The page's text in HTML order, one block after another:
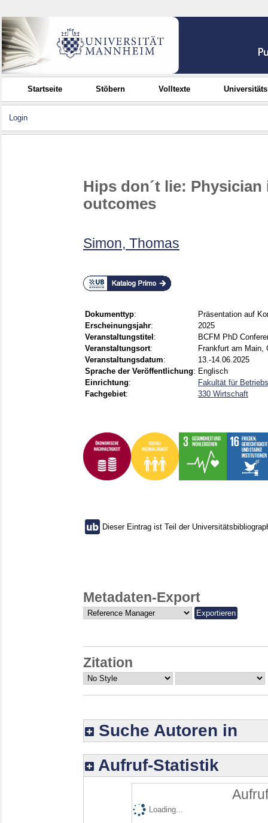
Startseite Stöbern Volltexte
Login
Hips don´t lie:
outcomes
Simon, Thomas
Dokumenttyp:
Präsentation auf
Erscheinungsjahr:
2025
Veranstaltungstitel :
BCFM PhD
Veranstaltungsort:
Frankfurt am Main,
Veranstaltungsdatum:
13.-14.06.2025
Sprache der Veröffentlichung: Englisch
Einrichtung:
Fakultät für
Fachgebiet: 330 Wirtschaft
Dieser Eintrag ist Teil der
Metadaten-Export
Zitation
Suche Autoren in
Aufruf-Statistik
Loading...